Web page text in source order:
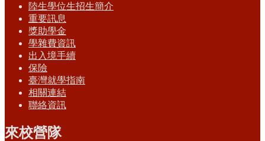
陸生學位生招生簡介
重要訊息
獎助學金
學雜費資訊
出入境手續
保險
臺灣就學指南
相關連結
聯絡資訊
來校營隊